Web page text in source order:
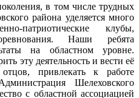
в том числе трудных
района уделяется много
патриотические клубы,
Наши ребята
на областном уровне.
эту деятельность и вести её
привлекать к работе
Шелеховского
с областной ассоциацией